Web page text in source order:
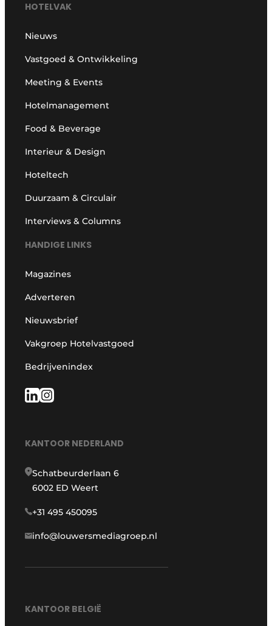
HOTELVAK
Nieuws
Vastgoed & Ontwikkeling
Meeting & Events
Hotelmanagement
Food & Beverage
Interieur & Design
Hoteltech
Duurzaam & Circulair
Interviews & Columns
HANDIGE LINKS
Magazines
Adverteren
Nieuwsbrief
Vakgroep Hotelvastgoed
Bedrijvenindex
KANTOOR NEDERLAND
Schatbeurderlaan 6
6002 ED Weert
+31 495 450095
info@louwersmediagroep.nl
KANTOOR BELGIË